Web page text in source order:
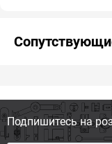
Подпишитесь на